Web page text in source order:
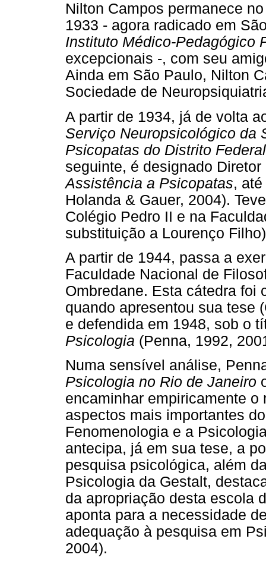
Nilton Campos permanece
1933 - agora radicado em
Instituto Médico-Pedagógico
excepcionais -, com seu
Ainda em São Paulo, Nilton
Sociedade de
A partir de 1934, já de volta
Serviço Neuropsicológico da
Psicopatas do Distrito
seguinte, é designado
Assistência a Psicopatas,
Holanda & Gauer, 2004).
Colégio Pedro II e na
substituição a Lourenço
A partir de 1944, passa a
Faculdade Nacional de
Ombredane. Esta cátedra foi
quando apresentou sua tese
e defendida em 1948, sob o
Psicologia (Penna, 1992,
Numa sensível análise,
Psicologia no Rio de Janeiro
encaminhar empiricamente
aspectos mais importantes
Fenomenologia e a
antecipa, já em sua tese, a
pesquisa psicológica, além
Psicologia da Gestalt,
da apropriação desta escola
aponta para a necessidade
adequação à pesquisa em
2004).